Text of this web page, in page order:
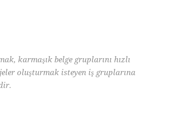
karmaşık belge gruplarını hızlı
oluşturmak isteyen iş gruplarına